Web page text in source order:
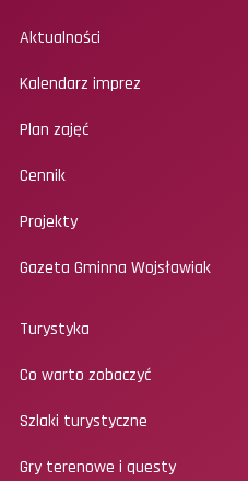
Aktualności
Kalendarz imprez
Plan zajęć
Cennik
Projekty
Gazeta Gminna Wojsławiak
Turystyka
Co warto zobaczyć
Szlaki turystyczne
Gry terenowe i questy